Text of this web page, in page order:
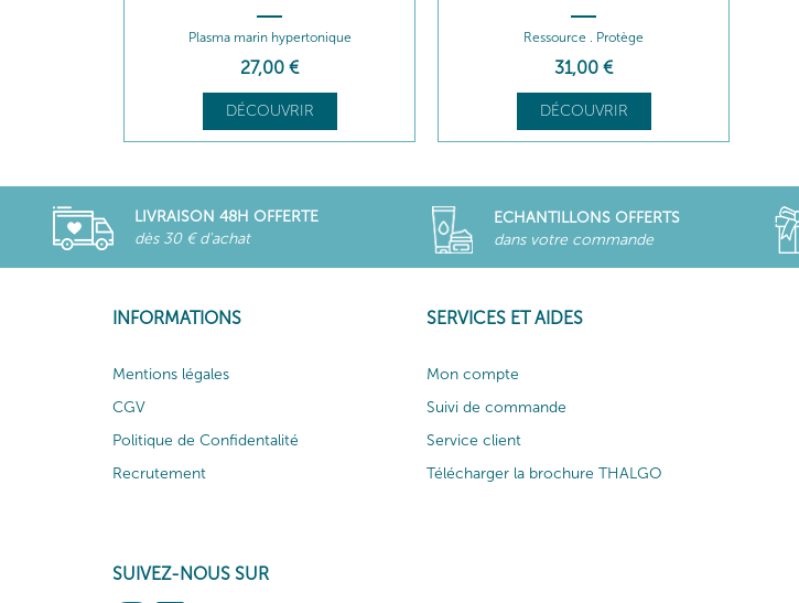
Plasma marin hypertonique
27,00 €
DÉCOUVRIR
Ressource . Protège
31,00 €
DÉCOUVRIR
LIVRAISON 48H OFFERTE
dès 30 € d'achat
ECHANTILLONS OFFERTS
dans votre commande
INFORMATIONS
Mentions légales
CGV
Politique de Confidentalité
Recrutement
SUIVEZ-NOUS SUR
SERVICES ET AIDES
Mon compte
Suivi de commande
Service client
Télécharger la brochure THALGO